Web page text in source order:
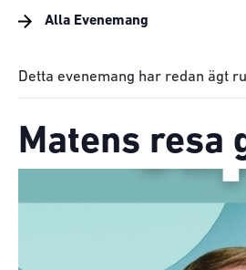
Alla Evenemang
Detta evenemang har redan ägt
Matens resa